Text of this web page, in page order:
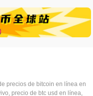
precios de bitcoin en línea en
precio de btc usd en línea,